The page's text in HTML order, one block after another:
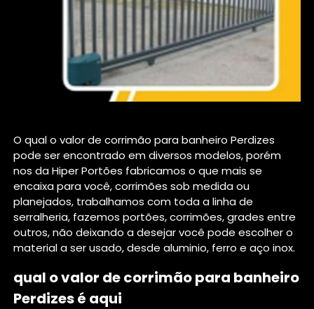
O qual o valor de corrimão para banheiro Perdizes
pode ser encontrado em diversos modelos, porém
nos da Hiper Portões fabricamos o que mais se
encaixa para você, corrimões sob medida ou
planejados, trabalhamos com toda a linha de
serralheria, fazemos portões, corrimões, grades entre
outros, não deixando a desejar você pode escolher o
material a ser usado, desde aluminio, ferro e aço inox.
qual o valor de corrimão para banheiro
Perdizes é aqui